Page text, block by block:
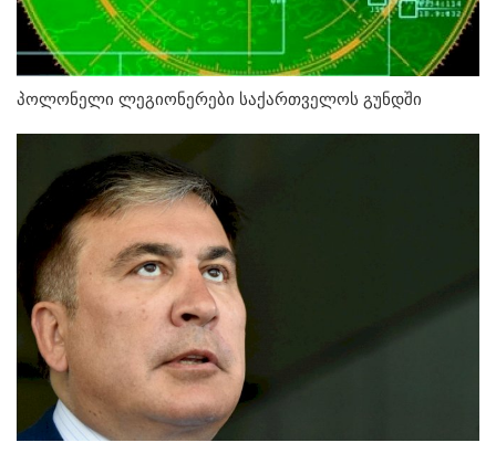
პოლონელი ლეგიონერები საქართველოს გუნდში